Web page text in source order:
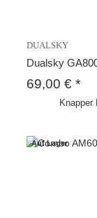
DUALSKY
Dualsky
69,00 € *
Knapper
Auf Lager